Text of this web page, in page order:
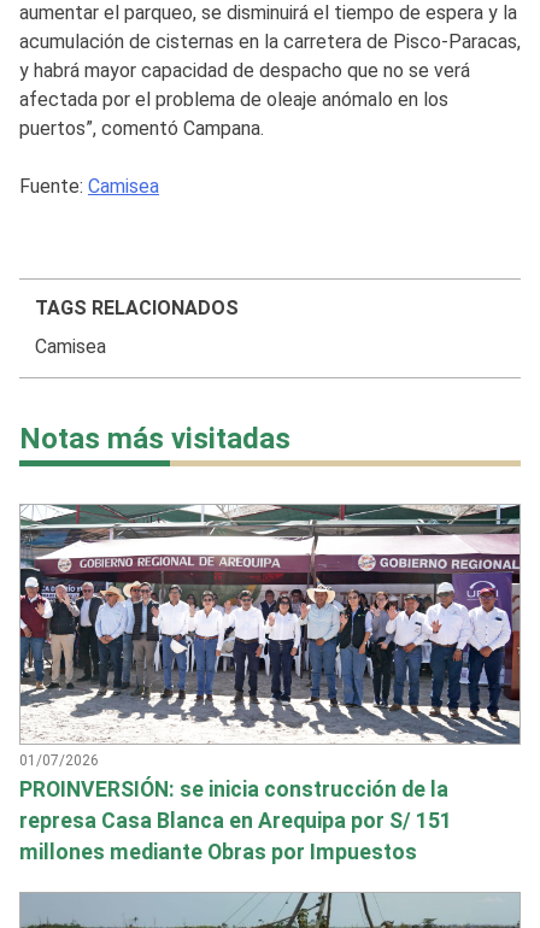
aumentar el parqueo, se disminuirá el tiempo de espera y la
acumulación de cisternas en la carretera de Pisco-Paracas,
y habrá mayor capacidad de despacho que no se verá
afectada por el problema de oleaje anómalo en los
puertos”, comentó Campana.
Fuente: Camisea
TAGS RELACIONADOS
Camisea
Notas más visitadas
01/07/2026
PROINVERSIÓN: se inicia construcción de la
represa Casa Blanca en Arequipa por S/ 151
millones mediante Obras por Impuestos